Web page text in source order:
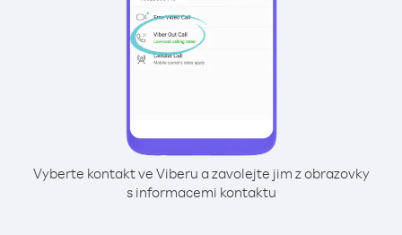
Vyberte kontakt ve Viberu a zavolejte jim z obrazovky
s informacemi kontaktu